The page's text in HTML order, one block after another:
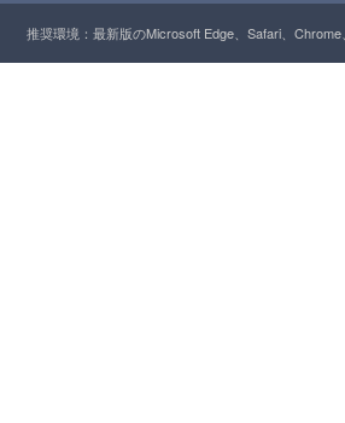
推奨環境：最新版のMicrosoft Edge、Safari、